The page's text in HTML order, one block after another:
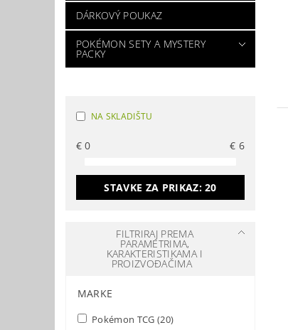
DÁRKOVÝ POUKAZ
POKÉMON SETY A MYSTERY
PACKY
NA SKLADIŠTU
€0 €6
STAVKE ZA PRIKAZ:20
FILTRIRAJ PREMA
PARAMETRIMA,
KARAKTERISTIKAMA I
PROIZVOĐAČIMA
MARKE
Pokémon TCG (20)